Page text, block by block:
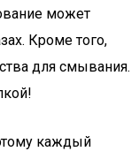
может
Кроме того,
для смывания.
каждый